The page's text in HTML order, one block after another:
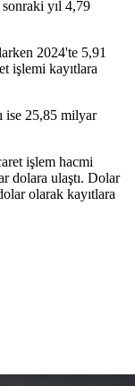
yıl 4,79
2024'te 5,91
işlemi kayıtlara
ise 25,85 milyar
işlem hacmi
dolara ulaştı. Dolar
olarak kayıtlara